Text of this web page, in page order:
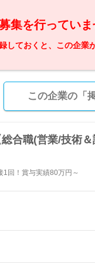
集を行っていま
しておくと、この企業
この企業の「
合職(営業/技術＆
1回！賞与実績80万円～